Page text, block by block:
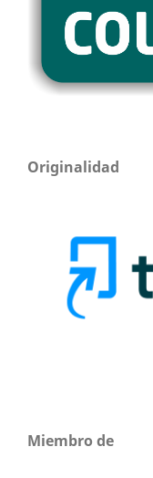
Originalidad
Miembro de